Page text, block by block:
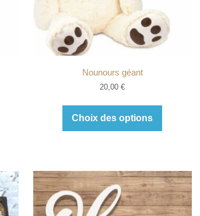
Nounours géant
20,00€
Choix des options